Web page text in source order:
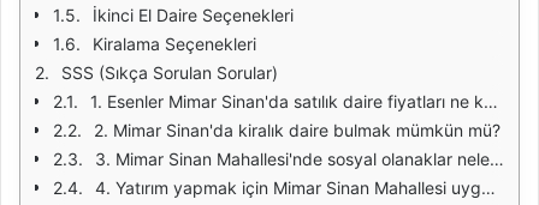
İkinci El Daire Seçenekleri
Kiralama Seçenekleri
SSS (Sıkça Sorulan Sorular)
1. Esenler Mimar Sinan'da satılık daire fiyatları ne kadar?
2. Mimar Sinan'da kiralık daire bulmak mümkün mü?
3. Mimar Sinan Mahallesi'nde sosyal olanaklar nelerdir?
4. Yatırım yapmak için Mimar Sinan Mahallesi uygun mu?